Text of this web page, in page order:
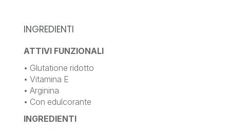
INGREDIENTI
ATTIVI FUNZIONALI
• Glutatione ridotto
• Vitamina E
• Arginina
• Con edulcorante
INGREDIENTI